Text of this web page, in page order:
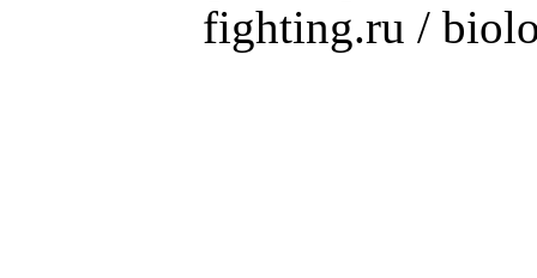
fighting.ru /